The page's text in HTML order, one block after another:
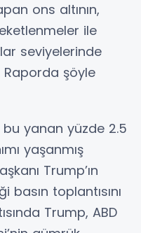
ons altının,
ile
seviyelerinde
Raporda şöyle
bu yanan yüzde 2.5
yaşanmış
Trump’ın
basın toplantısını
Trump, ABD